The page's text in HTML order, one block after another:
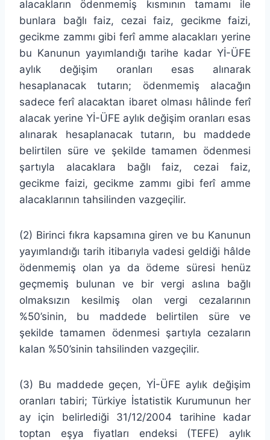
alacakların ödenmemiş kısmının tamamı ile
bunlara bağlı faiz, cezai faiz, gecikme faizi,
gecikme zammı gibi ferî amme alacakları yerine
bu Kanunun yayımlandığı tarihe kadar Yİ-ÜFE
aylık değişim oranları esas alınarak
hesaplanacak tutarın; ödenmemiş alacağın
sadece ferî alacaktan ibaret olması hâlinde ferî
alacak yerine Yİ-ÜFE aylık değişim oranları esas
alınarak hesaplanacak tutarın, bu maddede
belirtilen süre ve şekilde tamamen ödenmesi
şartıyla alacaklara bağlı faiz, cezai faiz,
gecikme faizi, gecikme zammı gibi ferî amme
alacaklarının tahsilinden vazgeçilir.
(2) Birinci fıkra kapsamına giren ve bu Kanunun
yayımlandığı tarih itibarıyla vadesi geldiği hâlde
ödenmemiş olan ya da ödeme süresi henüz
geçmemiş bulunan ve bir vergi aslına bağlı
olmaksızın kesilmiş olan vergi cezalarının
%50’sinin, bu maddede belirtilen süre ve
şekilde tamamen ödenmesi şartıyla cezaların
kalan %50’sinin tahsilinden vazgeçilir.
(3) Bu maddede geçen, Yİ-ÜFE aylık değişim
oranları tabiri; Türkiye İstatistik Kurumunun her
ay için belirlediği 31/12/2004 tarihine kadar
toptan eşya fiyatları endeksi (TEFE) aylık